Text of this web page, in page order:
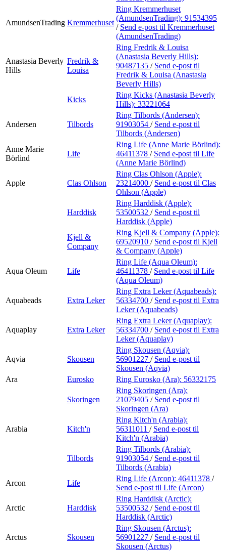
AmundsenTrading Kremmerhuset
Ring Kremmerhuset
(AmundsenTrading): 91534395
/ Send e-post til Kremmerhuset
(AmundsenTrading)
Anastasia Beverly
Hills
Fredrik &
Louisa
Ring Fredrik & Louisa
(Anastasia Beverly Hills):
90487135 / Send e-post til
Fredrik & Louisa (Anastasia
Beverly Hills)
Kicks
Ring Kicks (Anastasia Beverly
Hills): 33221064
Andersen Tilbords
Ring Tilbords (Andersen):
91903054 / Send e-post til
Tilbords (Andersen)
Anne Marie
Börlind
Life
Ring Life (Anne Marie Börlind):
46411378 / Send e-post til Life
(Anne Marie Börlind)
Apple Clas Ohlson
Ring Clas Ohlson (Apple):
23214000 / Send e-post til Clas
Ohlson (Apple)
Harddisk
Ring Harddisk (Apple):
53500532 / Send e-post til
Harddisk (Apple)
Kjell &
Company
Ring Kjell & Company (Apple):
69520910 / Send e-post til Kjell
& Company (Apple)
Aqua Oleum Life
Ring Life (Aqua Oleum):
46411378 / Send e-post til Life
(Aqua Oleum)
Aquabeads Extra Leker
Ring Extra Leker (Aquabeads):
56334700 / Send e-post til Extra
Leker (Aquabeads)
Aquaplay Extra Leker
Ring Extra Leker (Aquaplay):
56334700 / Send e-post til Extra
Leker (Aquaplay)
Aqvia Skousen
Ring Skousen (Aqvia):
56901227 / Send e-post til
Skousen (Aqvia)
Ara
Eurosko Ring Eurosko (Ara): 56332175
Skoringen
Ring Skoringen (Ara):
21079405 / Send e-post til
Skoringen (Ara)
Arabia Kitch'n
Ring Kitch'n (Arabia):
56311011 / Send e-post til
Kitch'n (Arabia)
Tilbords
Ring Tilbords (Arabia):
91903054 / Send e-post til
Tilbords (Arabia)
Arcon
Life
Ring Life (Arcon): 46411378 /
Send e-post til Life (Arcon)
Arctic Harddisk
Ring Harddisk (Arctic):
53500532 / Send e-post til
Harddisk (Arctic)
Arctus Skousen
Ring Skousen (Arctus):
56901227 / Send e-post til
Skousen (Arctus)